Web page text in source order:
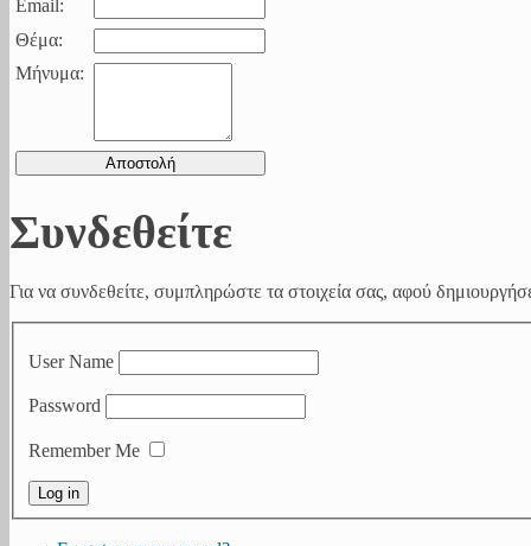
Email:
Θέμα:
Μήνυμα:
Συνδεθείτε
Για να συνδεθείτε, συμπληρώστε τα στοιχεία σας, αφού
User Name
Password
Remember Me